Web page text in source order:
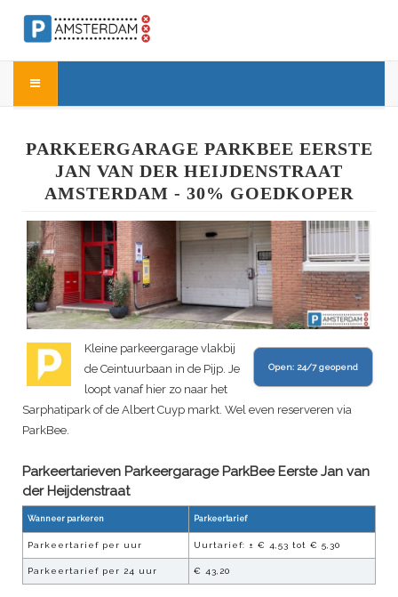
PARKEERGARAGE PARKBEE EERSTE
JAN VAN DER HEIJDENSTRAAT
AMSTERDAM - 30% GOEDKOPER
Open: 24/7 geopend
Kleine parkeergarage vlakbij
de Ceintuurbaan in de Pijp. Je
loopt vanaf hier zo naar het
Sarphatipark of de Albert Cuyp markt. Wel even reserveren via
ParkBee.
Parkeertarieven Parkeergarage ParkBee Eerste Jan van
der Heijdenstraat
Wanneer parkeren Parkeertarief
Parkeertarief per uur Uurtarief: ± € 4,53 tot € 5,30
Parkeertarief per 24 uur € 43,20